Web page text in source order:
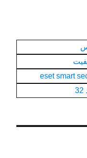
eset smart